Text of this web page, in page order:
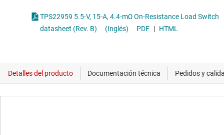
TPS22959 5.5-V, 15-A, 4.4-mΩ On-Resistance Load Switch
datasheet (Rev. B)
(Inglés) PDF | HTML